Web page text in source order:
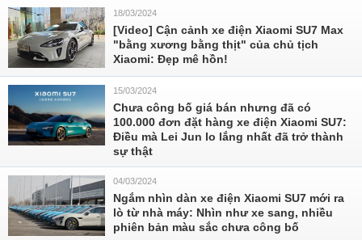
18/03/2024
[Video] Cận cảnh xe điện Xiaomi SU7 Max
"bằng xương bằng thịt" của chủ tịch
Xiaomi: Đẹp mê hồn!
15/03/2024
Chưa công bố giá bán nhưng đã có
100.000 đơn đặt hàng xe điện Xiaomi SU7:
Điều mà Lei Jun lo lắng nhất đã trở thành
sự thật
04/03/2024
Ngắm nhìn dàn xe điện Xiaomi SU7 mới ra
lò từ nhà máy: Nhìn như xe sang, nhiều
phiên bản màu sắc chưa công bố